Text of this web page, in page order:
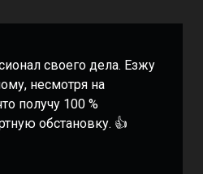
своего дела. Езжу
несмотря на
получу 100 %
обстановку. 👍